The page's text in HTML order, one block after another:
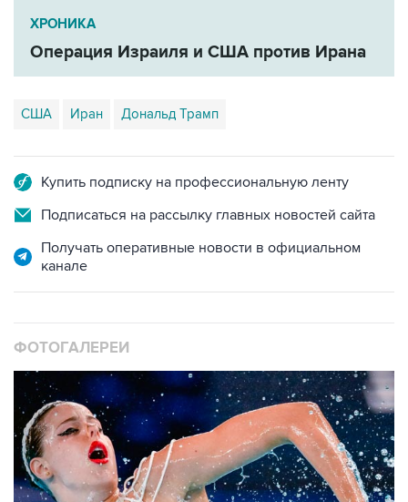
ХРОНИКА
Операция Израиля и США против Ирана
США Иран Дональд Трамп
Купить подписку на профессиональную ленту
Подписаться на рассылку главных новостей сайта
Получать оперативные новости в официальном
канале
ФОТОГАЛЕРЕИ